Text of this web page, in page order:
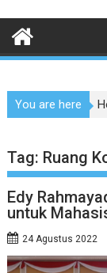
You are here
Tag: Ruang
Edy
untuk
24 Agustus 2022